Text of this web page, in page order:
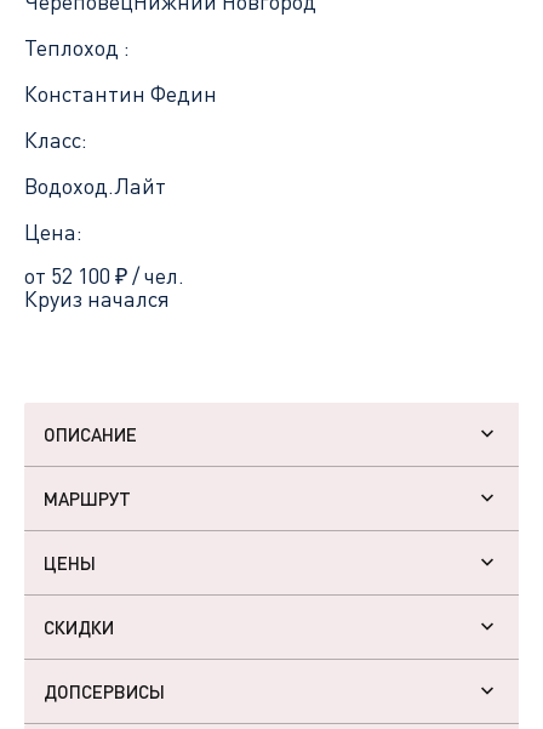
Теплоход :
Константин Федин
Класс:
Водоход.Лайт
Цена:
от 52 100 ₽/ чел.
Круиз начался
ОПИСАНИЕ
МАРШРУТ
ЦЕНЫ
СКИДКИ
ДОПСЕРВИСЫ